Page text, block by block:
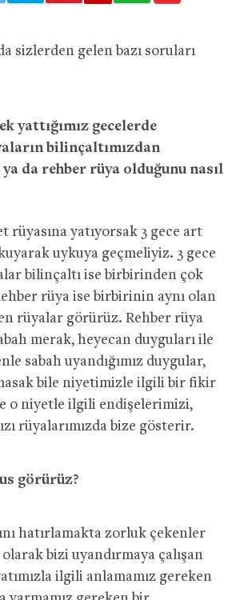
sizlerden gelen bazı soruları
yattığımız gecelerde
bilinçaltımızdan
ya da rehber rüya olduğunu nasıl
rüyasına yatıyorsak 3 gece art
uykuya geçmeliyiz. 3 gece
bilinçaltı ise birbirinden çok
rüya ise birbirinin aynı olan
rüyalar görürüz. Rehber rüya
merak, heyecan duyguları ile
sabah uyandığımız duygular,
bile niyetimizle ilgili bir fikir
o niyetle ilgili endişelerimizi,
rüyalarımızda bize gösterir.
görürüz?
hatırlamakta zorluk çekenler
bizi uyandırmaya çalışan
ilgili anlamamız gereken